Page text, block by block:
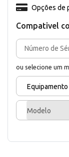
Compativel
ou selecione um
Equipamento
Modelo
Opções de